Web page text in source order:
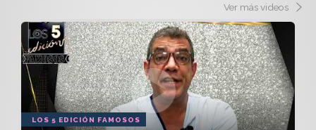
Ver más videos
LOS 5 EDICIÓN FAMOSOS